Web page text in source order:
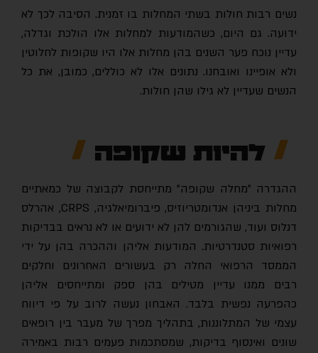
נשים רבות חולות בשתי המחלות בו זמנית. הסיבה לכך לא
ידועה. גם היום, כשהמודעות למחלות אלו הולכת וגדלה,
עדיין נוכח פער השנים בהן מחלות אלו היו שקופות לחלוטין
ולא אופיינו ואובחנו. נתונים אלו לא כוללים, כמובן, את כל
הנשים שעדיין לא גילו שהן חולות.
להיות שקופה
ההגדרה "מחלה שקופה" מתייחסת לקבוצה של כמאתיים
מחלות ביניהן אנדומטריוזיס, פיברומיאלגיה, CRPS,
אהרלס
דנלוס ועוד, שהגורמים להן לא ידועים או לא נראים בבדיקות
רפואיות סטנדרטיות. המודעות אליהן וההכרה בהן על ידי
הממסד הרפואי החלה רק בעשורים האחרונים וחלקים
רבים ממנו עדיין מטילים בהן ספק ומתייחסים אליהן
כהפרעה נפשית בלבד. האבחון נעשה לרוב על פי דיווח
עצמי של המתלוננות, בתהליך מפרך של מעבר בין רופאים
שונים ואינסוף בדיקות, שמסתכמות פעמים רבות באמירה